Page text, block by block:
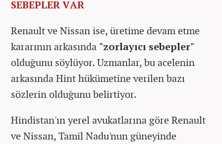
SEBEPLER VAR
Renault ve Nissan ise, üretime devam etme
kararının arkasında "zorlayıcı sebepler"
olduğunu söylüyor. Uzmanlar, bu acelenin
arkasında Hint hükümetine verilen bazı
sözlerin olduğunu belirtiyor.
Hindistan'ın yerel avukatlarına göre Renault
ve Nissan, Tamil Nadu'nun güneyinde